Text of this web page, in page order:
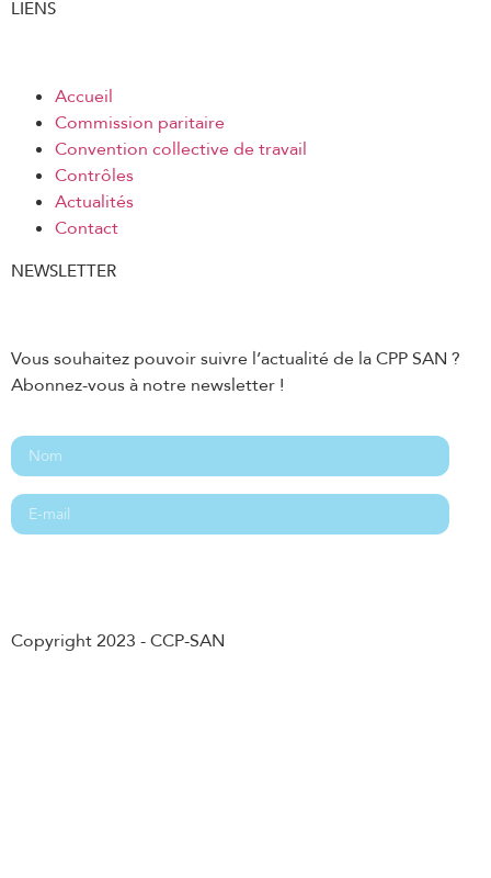
LIENS
Accueil
Commission paritaire
Convention collective de travail
Contrôles
Actualités
Contact
NEWSLETTER
Vous souhaitez pouvoir suivre l’actualité de la CPP SAN ?
Abonnez-vous à notre newsletter !
Copyright 2023 - CCP-SAN